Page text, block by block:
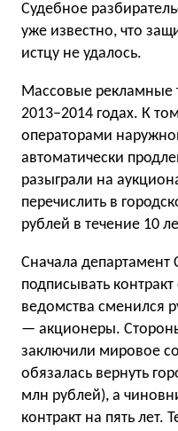
Судебное
уже известно, что
истцу не удалось.
Массовые рекламные
2013–2014 годах. К
операторами
автоматически
разыграли на
перечислить в
рублей в течение 10
Сначала
подписывать
ведомства сменился
— акционеры.
заключили мировое
обязалась вернуть
млн рублей), а
контракт на пять лет.